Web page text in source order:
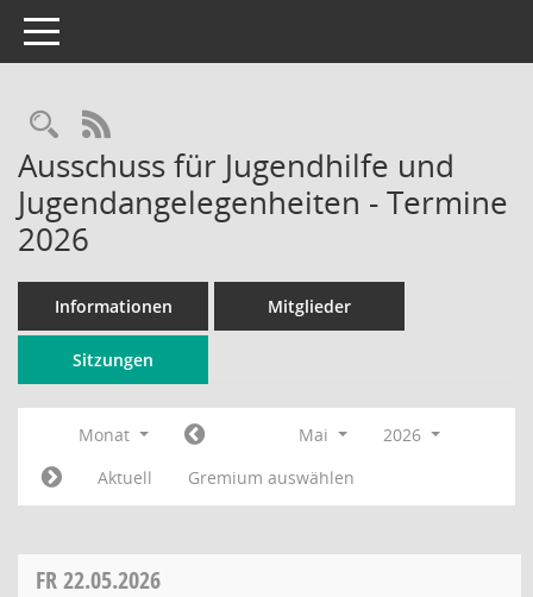
Toggle navigation
Rechercheauswahl
RSS-Feed
Ausschuss für Jugendhilfe und
Jugendangelegenheiten - Termine
2026
Informationen Mitglieder
Sitzungen
Monat Mai
2026
Aktuell
Gremium auswählen
FR22.05.2026